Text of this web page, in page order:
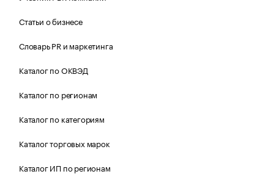
Статьи о бизнесе
Словарь PR и маркетинга
Каталог по ОКВЭД
Каталог по регионам
Каталог по категориям
Каталог торговых марок
Каталог ИП по регионам